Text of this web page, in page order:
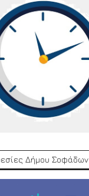
Δήμου Σοφάδων